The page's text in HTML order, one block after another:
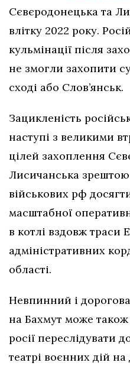
Сєвєродонецька та
влітку 2022 року.
кульмінації після
не змогли захопити
сході або Слов’янськ.
Зацикленість
наступі з великими
цілей захоплення
Лисичанська зрештою
військових рф
масштабної
в котлі вздовж траси
адміністративних
області.
Невпинний і
на Бахмут може також
росії переслідувати
театрі воєнних дій на